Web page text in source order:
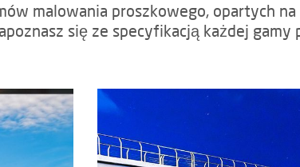
malowania proszkowego, opartych
się ze specyfikacją każdej gamy